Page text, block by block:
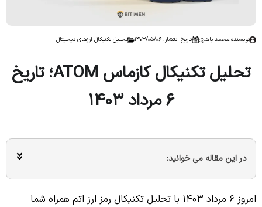
نویسنده:محمد باهری تاریخ انتشار: 1403/05/06 تحلیل تکنیکال ارزهای دیجیتال
تحلیل تکنیکال کازماس ATOM؛ تاریخ
۶ مرداد ۱۴۰۳
در این مقاله می خوانید:
امروز ۶ مرداد ۱۴۰۳ با تحلیل تکنیکال رمز ارز اتم همراه شما